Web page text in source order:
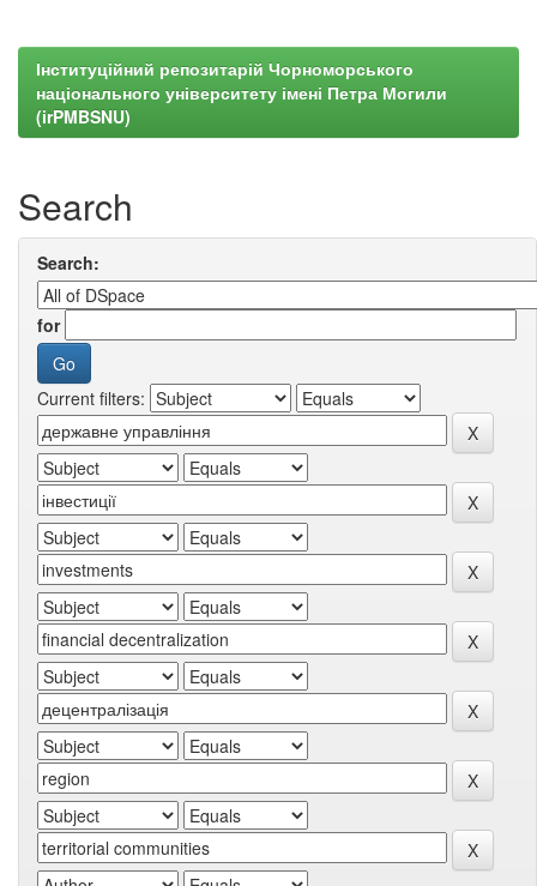
Інституційний репозитарій Чорноморського
національного університету імені Петра Могили
(irPMBSNU)
Search
Search:
for
Current filters: